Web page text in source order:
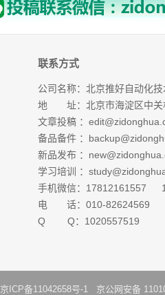
联系方式
公司名称：北京推好自动化技
地 址：北京市海淀区中关
文章投稿 ：
备品备件 ：
新品发布 ：
学习培训 ：
手机微信：
电 话：010-82624569
Q Q：1020557519
京ICP备11042658号-1 京公网安备